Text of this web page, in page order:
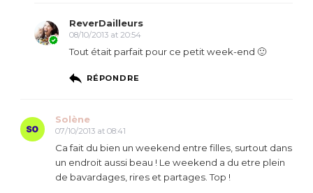
ReverDailleurs
08/10/2013 at 20:54
Tout était parfait pour ce petit week-end 🙂
RÉPONDRE
Solène
07/10/2013 at 08:41
Ca fait du bien un weekend entre filles, surtout dans
un endroit aussi beau ! Le weekend a du etre plein
de bavardages, rires et partages. Top !